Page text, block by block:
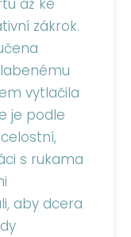
až ke
zákrok.
vytlačila
je podle
s rukama
aby dcera